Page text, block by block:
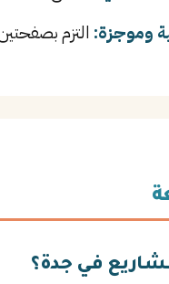
وموجزة: التزم
في جدة؟